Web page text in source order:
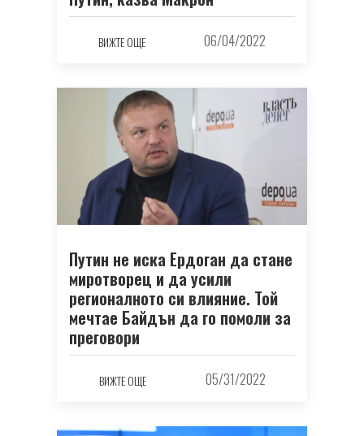
ВИЖТЕ ОЩЕ 06/04/2022
Путин не иска Ердоган да стане
миротворец и да усили
регионалното си влияние. Той
мечтае Байдън да го помоли за
преговори
ВИЖТЕ ОЩЕ 05/31/2022